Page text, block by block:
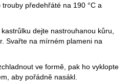
předehřáté na 190 °C a
dejte nastrouhanou kůru,
Svařte na mírném plameni na
ve formě, pak ho vyklopte
aby pořádně nasákl.